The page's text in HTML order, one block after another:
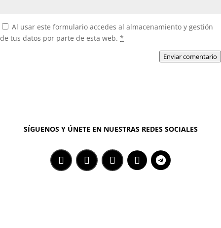
Al usar este formulario accedes al almacenamiento y gestión
de tus datos por parte de esta web. *
Enviar comentario
SÍGUENOS Y ÚNETE EN NUESTRAS REDES SOCIALES